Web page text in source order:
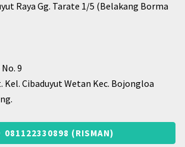
Raya Gg. Tarate 1/5 (Belakang Borma
9
Kel. Cibaduyut Wetan Kec. Bojongloa
081122330898 (RISMAN)